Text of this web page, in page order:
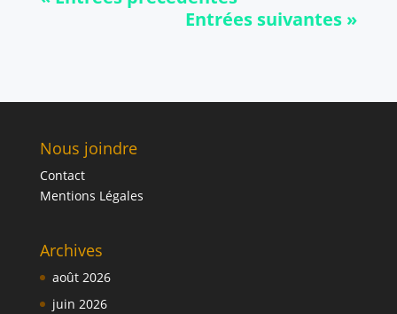
Entrées suivantes »
Nous joindre
Contact
Mentions Légales
Archives
août 2026
juin 2026